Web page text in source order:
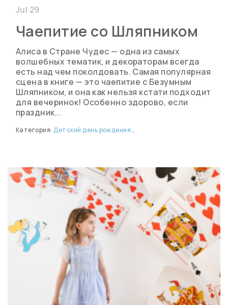
Чаепитие со Шляпником
Алиса в Стране Чудес — одна из самых
волшебных тематик, и декораторам всегда
есть над чем поколдовать. Самая популярная
сцена в книге — это чаепитие с Безумным
Шляпником, и она как нельзя кстати подходит
для вечеринок! Особенно здорово, если
праздник...
Jul 29
Категория:Детский день рождения ,